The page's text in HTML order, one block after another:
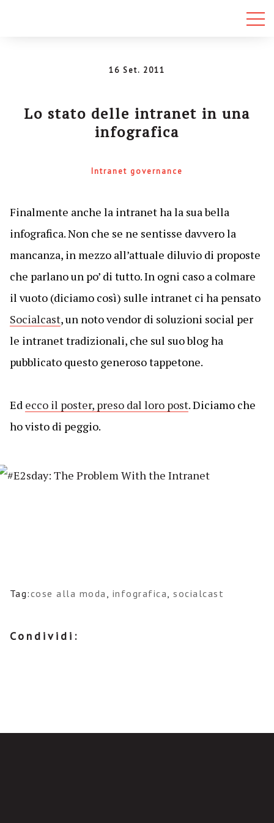
16 Set. 2011
Lo stato delle intranet in una
infografica
Intranet governance
Finalmente anche la intranet ha la sua bella
infografica. Non che se ne sentisse davvero la
mancanza, in mezzo all’attuale diluvio di proposte
che parlano un po’ di tutto. In ogni caso a colmare
il vuoto (diciamo così) sulle intranet ci ha pensato
Socialcast, un noto vendor di soluzioni social per
le intranet tradizionali, che sul suo blog ha
pubblicato questo generoso tappetone.
Ed ecco il poster, preso dal loro post. Diciamo che
ho visto di peggio.
Tag:cose alla moda, infografica,socialcast
Condividi: